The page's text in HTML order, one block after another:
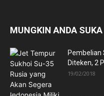
MUNGKIN ANDA SUKA
Pembelian
Diteken, 2
19/02/2018